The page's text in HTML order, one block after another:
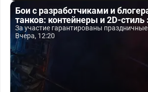
Бои с разработчиками и
танков: контейнеры и 2D-стиль
За участие гарантированы
Вчера, 12:20